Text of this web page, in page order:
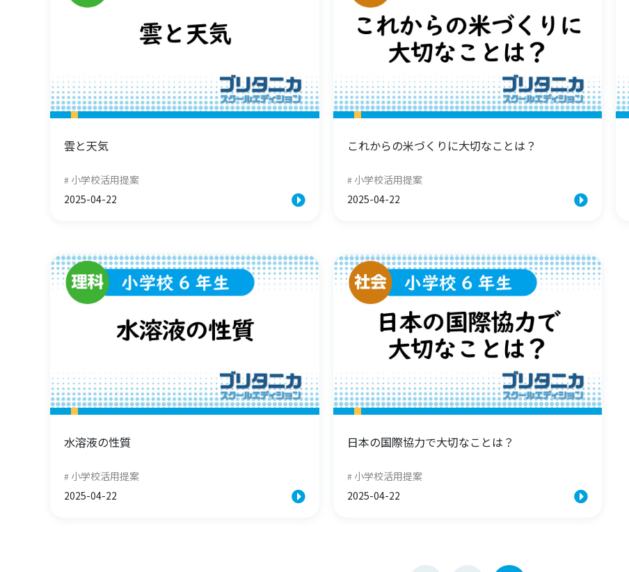
雲と天気
小学校活用提案
2025-04-22
これからの米づくりに大切なことは？
小学校活用提案
2025-04-22
水溶液の性質
小学校活用提案
2025-04-22
日本の国際協力で大切なことは？
小学校活用提案
2025-04-22